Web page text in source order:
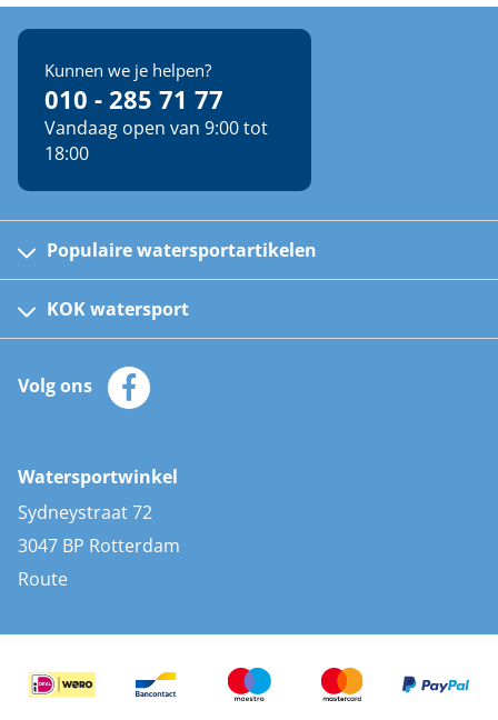
Kunnen we je helpen?
010 - 285 71 77
Vandaag open van 9:00 tot
18:00
Populaire watersportartikelen
Kinder reddingsvesten
Automatische reddingsvesten
Zeilkleding
Zonnepanelen
AIS transponders
Stootwillen en fenders
Bootkussens
Zwemtrappen
KOK watersport
Klantenservice
Merken
Volg ons
Watersportwinkel
Sydneystraat 72
3047 BP Rotterdam
Route